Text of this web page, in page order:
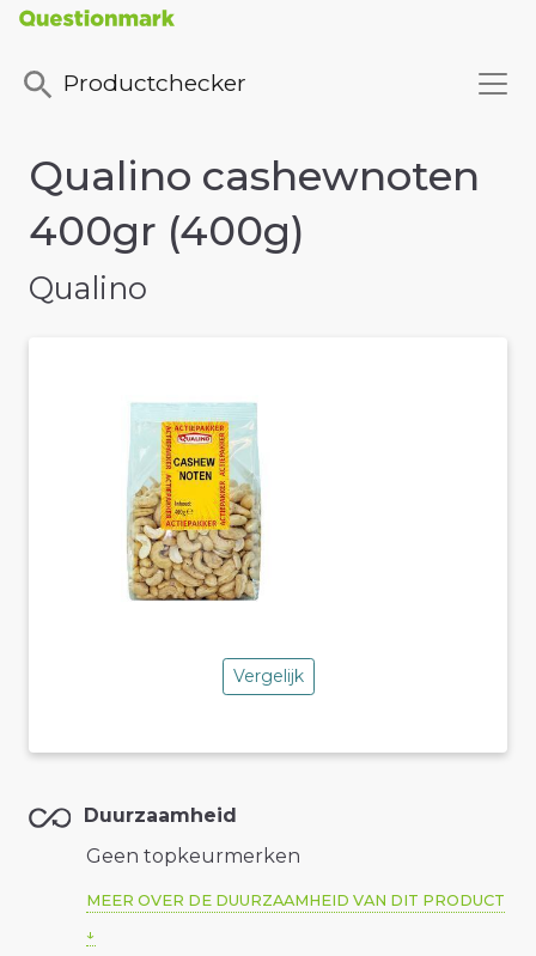
Productchecker
Qualino cashewnoten
400gr (400g)
Qualino
Vergelijk
Duurzaamheid
Geen topkeurmerken
MEER OVER DE DUURZAAMHEID VAN DIT PRODUCT